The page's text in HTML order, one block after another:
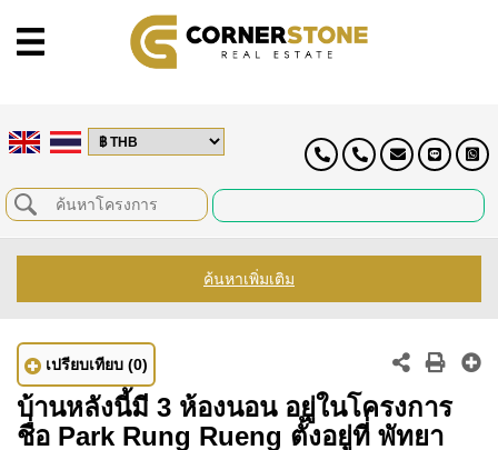
ค้นหาเพิ่มเติม
เปรียบเทียบ (0)
บ้านหลังนี้มี 3 ห้องนอน อยู่ในโครงการ
ชื่อ Park Rung Rueng ตั้งอยู่ที่ พัทยา